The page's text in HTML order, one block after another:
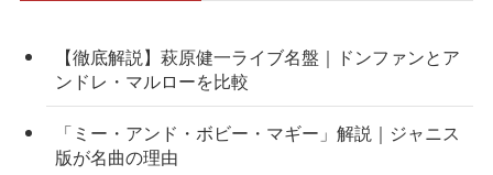
【徹底解説】萩原健一ライブ名盤｜ドンファンとア
ンドレ・マルローを比較
「ミー・アンド・ボビー・マギー」解説｜ジャニス
版が名曲の理由